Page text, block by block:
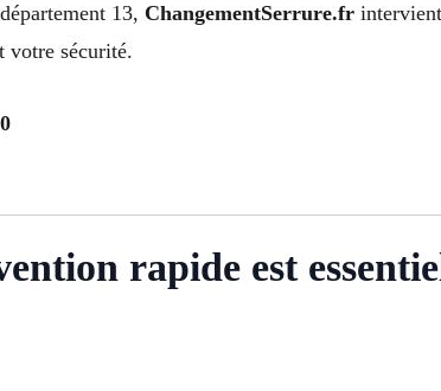
13, ChangementSerrure.fr
votre sécurité.
rapide est